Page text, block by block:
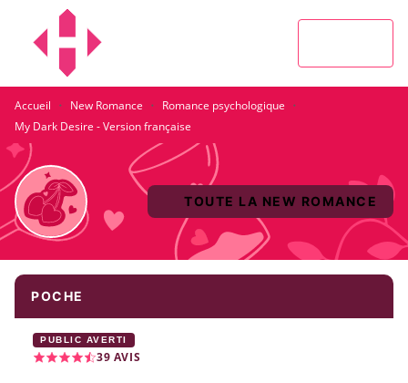
MENU
Accueil · New Romance · Romance psychologique ·
My Dark Desire - Version française
TOUTE LA NEW ROMANCE
POCHE
PUBLIC AVERTI
39 AVIS